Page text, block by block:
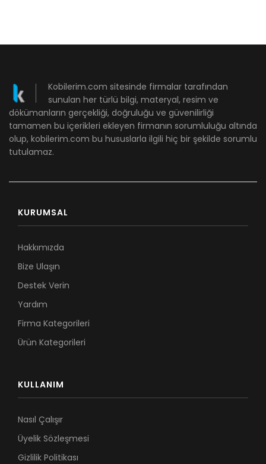
Kobilerim.com sitesinde firmalar tarafından
sunulan her türlü bilgi, materyal, resim ve
dökümanların gerçekliği, doğruluğu ve güvenilirliği
tamamen bu içerikleri ekleyen firmanın sorumluluğu altında
olup, kobilerim.com bu hususlarla ilgili hiç bir şekilde sorumlu
tutulamaz.
KURUMSAL
Hakkımızda
Bize Ulaşın
Destek Verin
Yardım
Firma Kategorileri
Ürün Kategorileri
KULLANIM
Nasıl Çalışır
Üyelik Sözleşmesi
Gizlilik Politikası